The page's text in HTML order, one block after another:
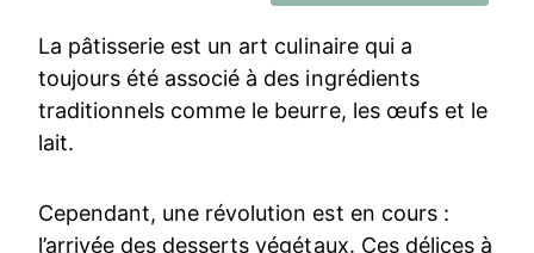
La pâtisserie est un art culinaire qui a
toujours été associé à des ingrédients
traditionnels comme le beurre, les œufs et le
lait.
Cependant, une révolution est en cours :
l’arrivée des desserts végétaux. Ces délices à